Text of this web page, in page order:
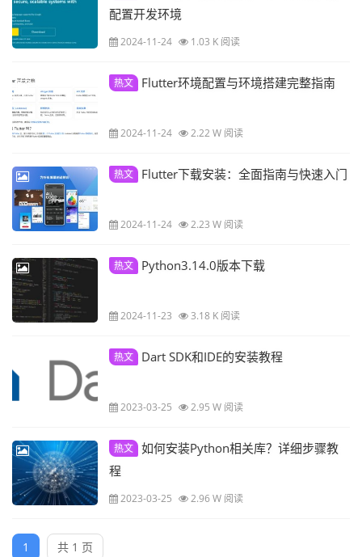
配置开发环境
2024-11-24 1.03 K 阅读
热文 Flutter环境配置与环境搭建完整指南
2024-11-24 2.22 W 阅读
热文 Flutter下载安装：全面指南与快速入门
2024-11-24 2.23 W 阅读
热文 Python3.14.0版本下载
2024-11-23 3.18 K 阅读
热文 Dart SDK和IDE的安装教程
2023-03-25 2.95 W 阅读
热文 如何安装Python相关库？详细步骤教
程
2023-03-25 2.96 W 阅读
1 共 1 页